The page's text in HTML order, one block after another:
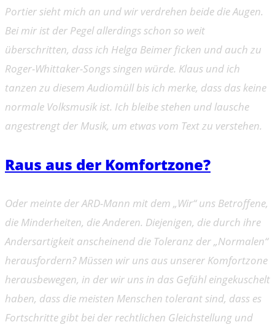
Portier sieht mich an und wir verdrehen beide die Augen.
Bei mir ist der Pegel allerdings schon so weit
überschritten, dass ich Helga Beimer ficken und auch zu
Roger-Whittaker-Songs singen würde. Klaus und ich
tanzen zu diesem Audiomüll bis ich merke, dass das keine
normale Volksmusik ist. Ich bleibe stehen und lausche
angestrengt der Musik, um etwas vom Text zu verstehen.
Raus aus der Komfortzone?
Oder meinte der ARD-Mann mit dem „Wir“ uns Betroffene,
die Minderheiten, die Anderen. Diejenigen, die durch ihre
Andersartigkeit anscheinend die Toleranz der „Normalen“
herausfordern? Müssen wir uns aus unserer Komfortzone
herausbewegen, in der wir uns in das Gefühl eingekuschelt
haben, dass die meisten Menschen tolerant sind, dass es
Fortschritte gibt bei der rechtlichen Gleichstellung und